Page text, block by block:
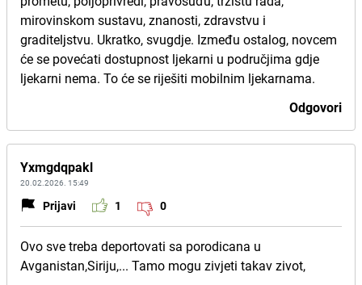
mirovinskom sustavu, znanosti, zdravstvu i
graditeljstvu. Ukratko, svugdje. Između ostalog, novcem
će se povećati dostupnost ljekarni u područjima gdje
ljekarni nema. To će se riješiti mobilnim ljekarnama.
Odgovori
Yxmgdqpakl
20.02.2026. 15:49
Prijavi 1 0
Ovo sve treba deportovati sa porodicana u
Avganistan,Siriju,... Tamo mogu zivjeti takav zivot,